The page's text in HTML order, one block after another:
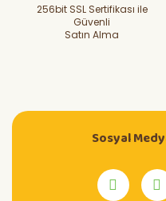
256bit SSL Sertifikası ile
Güvenli
Satın Alma
Sosyal